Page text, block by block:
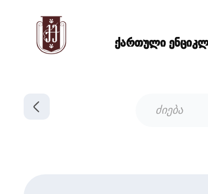
ქართული